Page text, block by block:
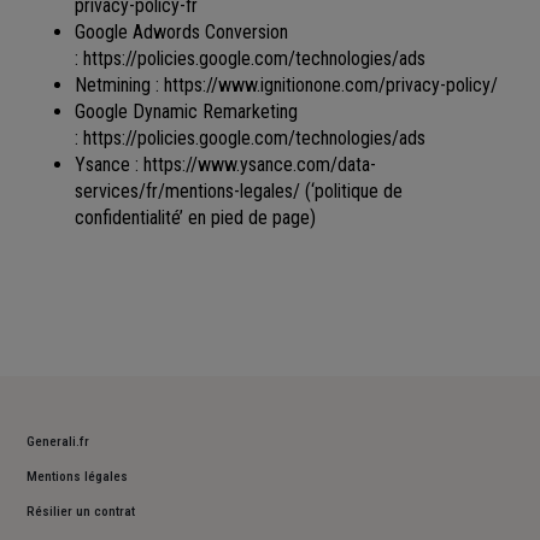
privacy-policy-fr
Google Adwords Conversion
: https://policies.google.com/technologies/ads
Netmining : https://www.ignitionone.com/privacy-policy/
Google Dynamic Remarketing
: https://policies.google.com/technologies/ads
Ysance : https://www.ysance.com/data-
services/fr/mentions-legales/ (‘politique de
confidentialité’ en pied de page)
Generali.fr
Mentions légales
Résilier un contrat